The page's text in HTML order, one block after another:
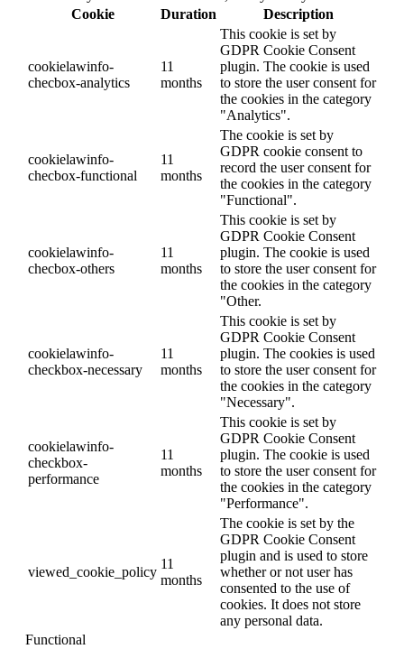
Cookie
Duration Description
cookielawinfo-
checbox-analytics
11
months
This cookie is set by
GDPR Cookie Consent
plugin. The cookie is used
to store the user consent for
the cookies in the category
"Analytics".
cookielawinfo-
checbox-functional
11
months
The cookie is set by
GDPR cookie consent to
record the user consent for
the cookies in the category
"Functional".
cookielawinfo-
checbox-others
11
months
This cookie is set by
GDPR Cookie Consent
plugin. The cookie is used
to store the user consent for
the cookies in the category
"Other.
cookielawinfo-
checkbox-necessary
11
months
This cookie is set by
GDPR Cookie Consent
plugin. The cookies is used
to store the user consent for
the cookies in the category
"Necessary".
cookielawinfo-
checkbox-
performance
11
months
This cookie is set by
GDPR Cookie Consent
plugin. The cookie is used
to store the user consent for
the cookies in the category
"Performance".
viewed_cookie_policy
11
months
The cookie is set by the
GDPR Cookie Consent
plugin and is used to store
whether or not user has
consented to the use of
cookies. It does not store
any personal data.
Functional